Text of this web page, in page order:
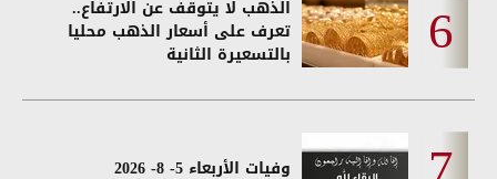
الذهب لا يتوقف عن الارتفاع..
تعرف على أسعار الذهب محليا
بالتسعيرة الثانية
وفيات الأربعاء 5- 8- 2026